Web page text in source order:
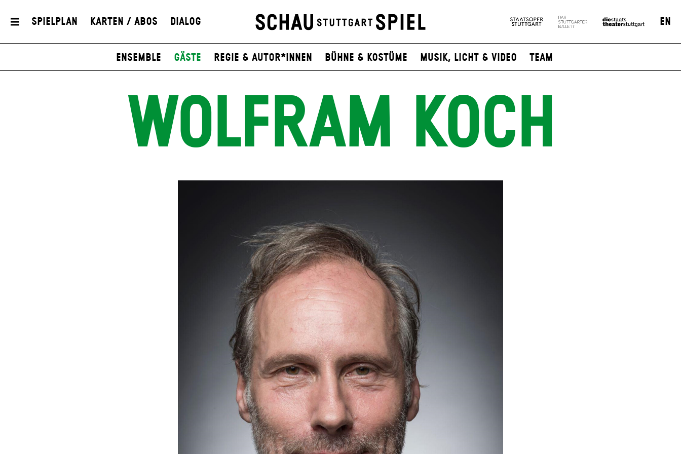
Spielplan Karten / Abos Dialog EN
Ensemble Gäste Regie & Autor*innen Bühne & Kostüme Musik, Licht & Video Team
WOLFRAM KOCH